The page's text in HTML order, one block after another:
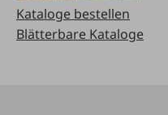
Kataloge bestellen
Blätterbare Kataloge